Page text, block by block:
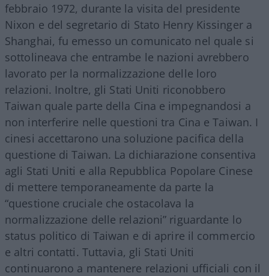
febbraio 1972, durante la visita del presidente
Nixon e del segretario di Stato Henry Kissinger a
Shanghai, fu emesso un comunicato nel quale si
sottolineava che entrambe le nazioni avrebbero
lavorato per la normalizzazione delle loro
relazioni. Inoltre, gli Stati Uniti riconobbero
Taiwan quale parte della Cina e impegnandosi a
non interferire nelle questioni tra Cina e Taiwan. I
cinesi accettarono una soluzione pacifica della
questione di Taiwan. La dichiarazione consentiva
agli Stati Uniti e alla Repubblica Popolare Cinese
di mettere temporaneamente da parte la
“questione cruciale che ostacolava la
normalizzazione delle relazioni” riguardante lo
status politico di Taiwan e di aprire il commercio
e altri contatti. Tuttavia, gli Stati Uniti
continuarono a mantenere relazioni ufficiali con il